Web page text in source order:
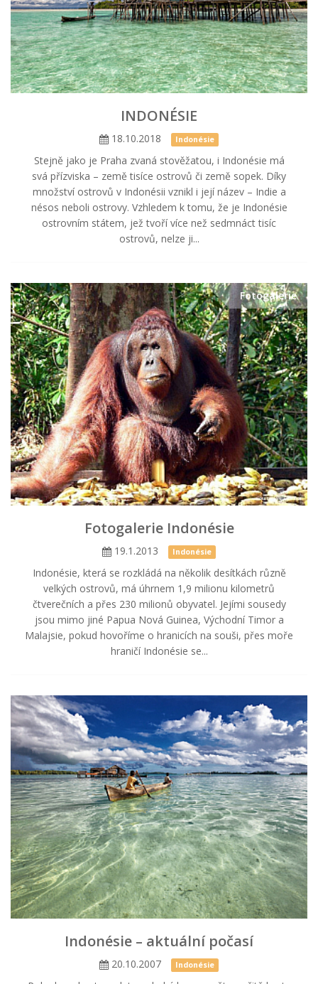
INDONÉSIE
18.10.2018 Indonésie
Stejně jako je Praha zvaná stověžatou, i Indonésie má
svá přízviska – země tisíce ostrovů či země sopek. Díky
množství ostrovů v Indonésii vznikl i její název – Indie a
nésos neboli ostrovy. Vzhledem k tomu, že je Indonésie
ostrovním státem, jež tvoří více než sedmnáct tisíc
ostrovů, nelze ji...
Fotogalerie
Fotogalerie Indonésie
19.1.2013 Indonésie
Indonésie, která se rozkládá na několik desítkách různě
velkých ostrovů, má úhrnem 1,9 milionu kilometrů
čtverečních a přes 230 milionů obyvatel. Jejími sousedy
jsou mimo jiné Papua Nová Guinea, Východní Timor a
Malajsie, pokud hovoříme o hranicích na souši, přes moře
hraničí Indonésie se...
Indonésie – aktuální počasí
20.10.2007 Indonésie